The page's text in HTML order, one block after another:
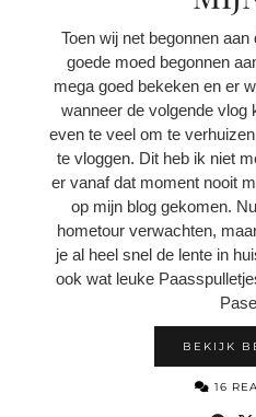
Toen wij net begonnen
goede moed begonnen
mega goed bekeken en er
wanneer de volgende vlog
even te veel om te
te vloggen. Dit heb ik niet
er vanaf dat moment nooit
op mijn blog gekomen.
hometour verwachten,
je al heel snel de lente in
ook wat leuke
BEKIJK
16